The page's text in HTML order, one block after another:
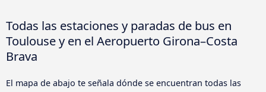
Todas las estaciones y paradas de bus en
Toulouse y en el Aeropuerto Girona–Costa
Brava
El mapa de abajo te señala dónde se encuentran todas las